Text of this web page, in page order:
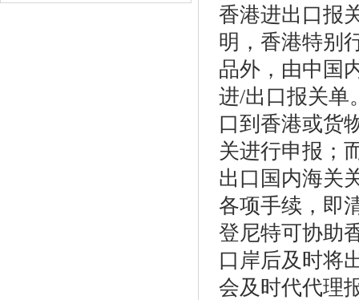
香港进出口报
明，香港特别
品外，由中国
进/出口报关单
口到香港或货
关进行申报；
出口国内海关
各项手续，即
登尼特可协助
口岸后及时将
会及时代代理